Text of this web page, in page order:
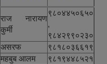
राज नारायण
कुर्मी
९८०४४५०६५०
,
९८४२९९०२३०
असरफ
९८१८०३६६१९
महबुब आलम ९८१९४४८५२१